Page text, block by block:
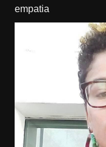
empatia